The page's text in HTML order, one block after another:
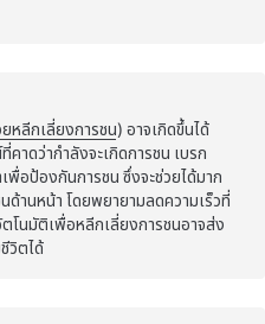
ยหลีกเลี่ยงการชน) อาจเกิดขึ้นได้
าดว่ากำลังจะเกิดการชน เบรก
อป้องกันการชน ซึ่งจะช่วยได้มาก
านหน้า โดยพยายามลดความเร็วที่
โนมัติเพื่อหลีกเลี่ยงการชนอาจส่ง
วิตได้